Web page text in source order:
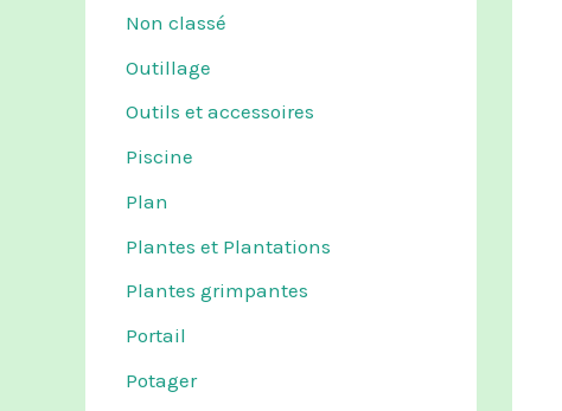
Non classé
Outillage
Outils et accessoires
Piscine
Plan
Plantes et Plantations
Plantes grimpantes
Portail
Potager